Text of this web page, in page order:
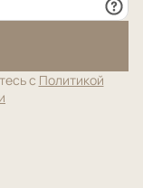
с Политикой